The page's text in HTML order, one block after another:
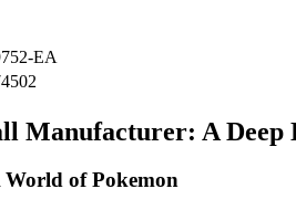
EA
Manufacturer: A
of Pokemon